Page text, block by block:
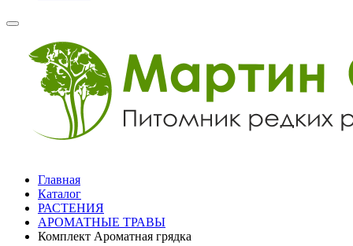
Главная
Каталог
РАСТЕНИЯ
АРОМАТНЫЕ ТРАВЫ
Комплект Ароматная грядка